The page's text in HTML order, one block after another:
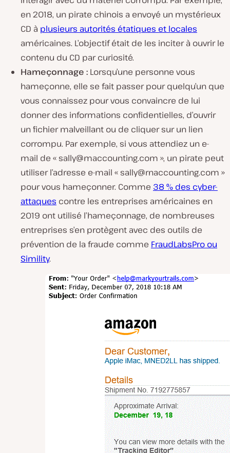
en 2018, un pirate chinois a envoyé un mystérieux
CD à plusieurs autorités étatiques et locales
américaines. L’objectif était de les inciter à ouvrir le
contenu du CD par curiosité.
Hameçonnage : Lorsqu’une personne vous
hameçonne, elle se fait passer pour quelqu’un que
vous connaissez pour vous convaincre de lui
donner des informations confidentielles, d’ouvrir
un fichier malveillant ou de cliquer sur un lien
corrompu. Par exemple, si vous attendiez un e-
mail de « sally@maccounting.com », un pirate peut
utiliser l’adresse e-mail « sally@rnaccounting.com »
pour vous hameçonner. Comme 38 % des cyber-
attaques contre les entreprises américaines en
2019 ont utilisé l’hameçonnage, de nombreuses
entreprises s’en protègent avec des outils de
prévention de la fraude comme FraudLabsPro ou
Simility.